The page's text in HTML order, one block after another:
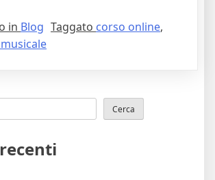
in Blog Taggato corso online,
Cerca